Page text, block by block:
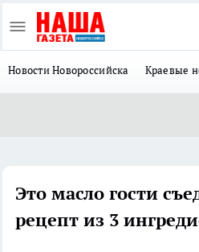
Новости Новороссийска Краевые
Это масло гости
рецепт из 3